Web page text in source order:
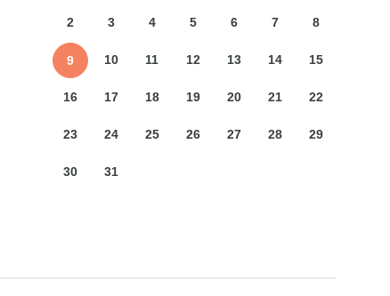
2 3 4 5 6 7 8
9 10 11 12 13 14 15
16 17 18 19 20 21 22
23 24 25 26 27 28 29
30 31